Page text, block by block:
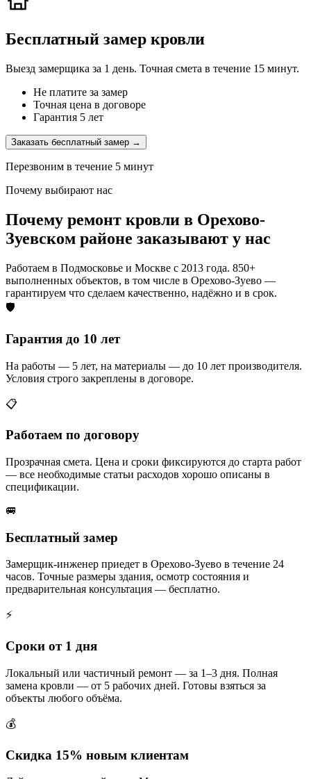
Бесплатный замер кровли
Выезд замерщика за 1 день. Точная смета в течение 15 минут.
Не платите за замер
Точная цена в договоре
Гарантия 5 лет
Заказать бесплатный замер →
Перезвоним в течение 5 минут
Почему выбирают нас
Почему ремонт кровли в Орехово-
Зуевском районе заказывают у нас
Работаем в Подмосковье и Москве с 2013 года. 850+
выполненных объектов, в том числе в Орехово-Зуево —
гарантируем что сделаем качественно, надёжно и в срок.
🛡️
Гарантия до 10 лет
На работы — 5 лет, на материалы — до 10 лет производителя.
Условия строго закреплены в договоре.
📋
Работаем по договору
Прозрачная смета. Цена и сроки фиксируются до старта работ
— все необходимые статьи расходов хорошо описаны в
спецификации.
🚐
Бесплатный замер
Замерщик-инженер приедет в Орехово-Зуево в течение 24
часов. Точные размеры здания, осмотр состояния и
предварительная консультация — бесплатно.
⚡
Сроки от 1 дня
Локальный или частичный ремонт — за 1–3 дня. Полная
замена кровли — от 5 рабочих дней. Готовы взяться за
объекты любого объёма.
💰
Скидка 15% новым клиентам